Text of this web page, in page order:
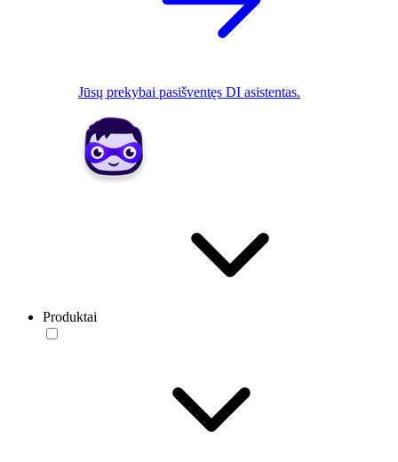
Jūsų prekybai pasišventęs DI asistentas.
Produktai